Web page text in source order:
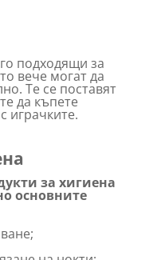
подходящи за
вече могат да
Те се поставят
да къпете
играчките.
за хигиена
основните